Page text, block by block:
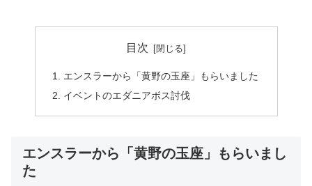
目次
エンスラーから「黄野の玉座」もらいました
イベントのエダニアボス討伐
エンスラーから「黄野の玉座」もらいまし
た